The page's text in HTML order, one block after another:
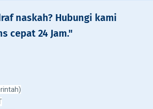
naskah? Hubungi kami
cepat 24 Jam."